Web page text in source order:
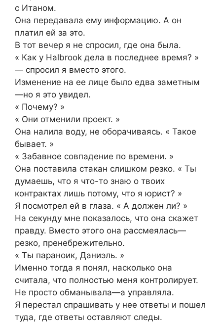
с Итаном.
Она передавала ему информацию. А он
платил ей за это.
В тот вечер я не спросил, где она была.
« Как у Halbrook дела в последнее время? »
— спросил я вместо этого.
Изменение на ее лице было едва заметным
—но я это увидел.
« Почему? »
« Они отменили проект. »
Она налила воду, не оборачиваясь. « Такое
бывает. »
« Забавное совпадение по времени. »
Она поставила стакан слишком резко. « Ты
думаешь, что я что-то знаю о твоих
контрактах лишь потому, что я юрист? »
Я посмотрел ей в глаза. « А должен ли? »
На секунду мне показалось, что она скажет
правду. Вместо этого она рассмеялась—
резко, пренебрежительно.
« Ты параноик, Даниэль. »
Именно тогда я понял, насколько она
считала, что полностью меня контролирует.
Не просто обманывала—а управляла.
Я перестал спрашивать у нее ответы и пошел
туда, где ответы оставляют следы.